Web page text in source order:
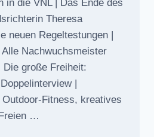
in die VNL | Das Ende des
Theresa
neuen Regeltestungen |
Nachwuchsmeister
Die große Freiheit:
|
Fitness, kreatives
…